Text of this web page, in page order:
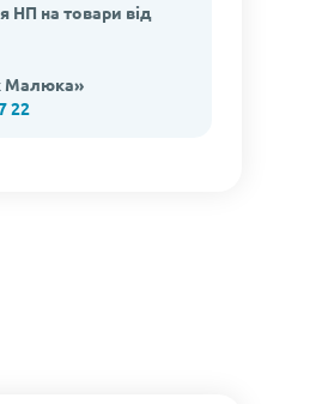
НП на товари від
Малюка»
22